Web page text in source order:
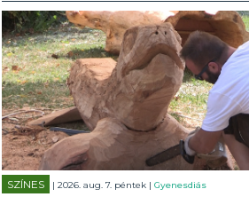
SZÍNES | 2026. aug. 7. péntek |Gyenesdiás